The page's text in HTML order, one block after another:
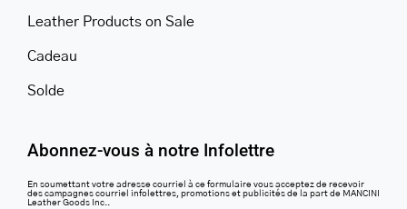
Leather Products on Sale
Cadeau
Solde
Abonnez-vous à notre Infolettre
En soumettant votre adresse courriel à ce formulaire vous acceptez de recevoir
des campagnes courriel infolettres, promotions et publicités de la part de MANCINI
Leather Goods Inc..